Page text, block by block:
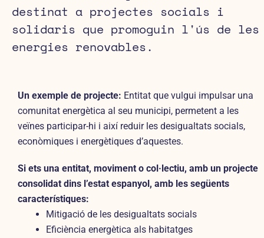
destinat a projectes socials i
solidaris que promoguin l'ús de les
energies renovables.
Un exemple de projecte: Entitat que vulgui impulsar una
comunitat energètica al seu municipi, permetent a les
veïnes participar-hi i així reduir les desigualtats socials,
econòmiques i energètiques d’aquestes.
Si ets una entitat, moviment o col·lectiu, amb un projecte
consolidat dins l’estat espanyol, amb les següents
característiques:
Mitigació de les desigualtats socials
Eficiència energètica als habitatges